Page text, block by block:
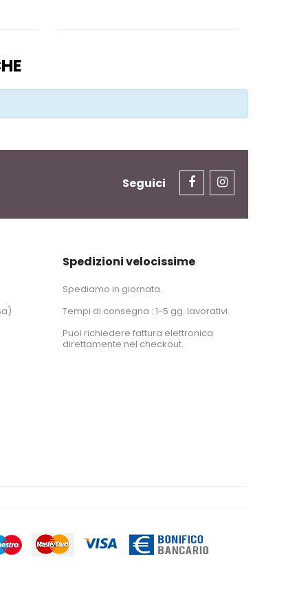
Seguici
Spedizioni velocissime
Spediamo in giornata.
Tempi di consegna : 1-5 gg. lavorativi.
Puoi richiedere fattura elettronica
direttamente nel checkout.